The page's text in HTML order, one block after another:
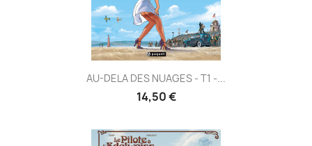
AU-DELA DES NUAGES - T1 -...
14,50 €